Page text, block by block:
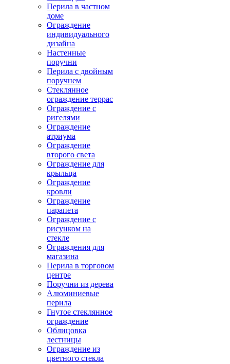
Перила в частном
доме
Ограждение
индивидуального
дизайна
Настенные
поручни
Перила с двойным
поручнем
Стеклянное
ограждение террас
Ограждение с
ригелями
Ограждение
атриума
Ограждение
второго света
Ограждение для
крыльца
Ограждение
кровли
Ограждение
парапета
Ограждение с
рисунком на
стекле
Ограждения для
магазина
Перила в торговом
центре
Поручни из дерева
Алюминиевые
перила
Гнутое стеклянное
ограждение
Облицовка
лестницы
Ограждение из
цветного стекла